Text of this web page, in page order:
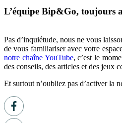
L’équipe Bip&Go, toujours
Pas d’inquiétude, nous ne vous
de vous familiariser avec votre
notre chaîne YouTube, c’est le
des conseils, des articles et des jeux
Et surtout n’oubliez pas d’activer la